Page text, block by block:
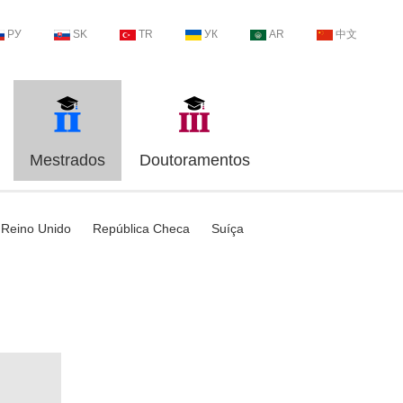
РУ SK TR УК AR 中文
Mestrados Doutoramentos
Reino Unido República Checa Suíça